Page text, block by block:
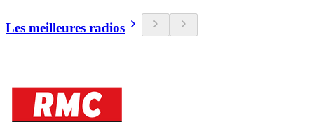
Les meilleures radios